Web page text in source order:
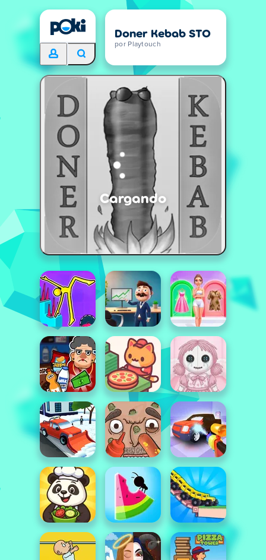
Doner Kebab STO
por Playtouch
Cargando